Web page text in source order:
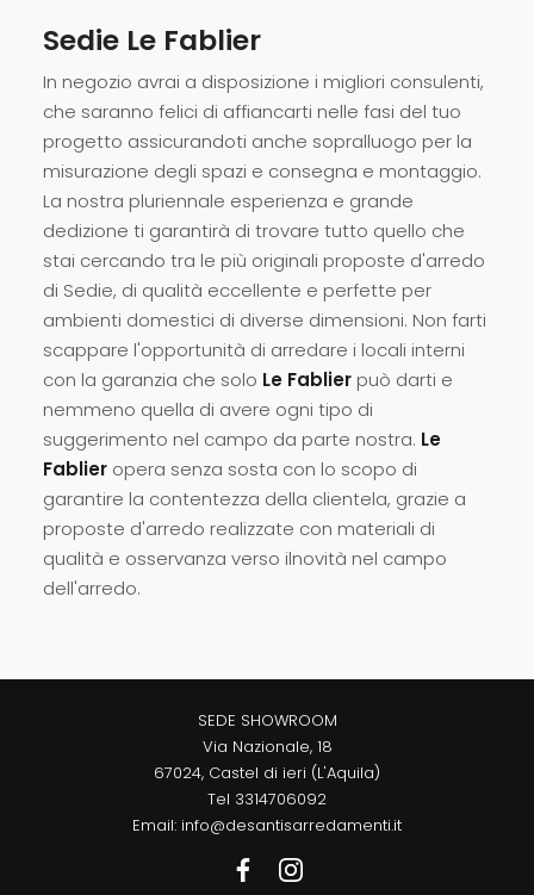
Sedie Le Fablier
In negozio avrai a disposizione i migliori consulenti,
che saranno felici di affiancarti nelle fasi del tuo
progetto assicurandoti anche sopralluogo per la
misurazione degli spazi e consegna e montaggio.
La nostra pluriennale esperienza e grande
dedizione ti garantirà di trovare tutto quello che
stai cercando tra le più originali proposte d'arredo
di Sedie, di qualità eccellente e perfette per
ambienti domestici di diverse dimensioni. Non farti
scappare l'opportunità di arredare i locali interni
con la garanzia che solo Le Fablier può darti e
nemmeno quella di avere ogni tipo di
suggerimento nel campo da parte nostra. Le
Fablier opera senza sosta con lo scopo di
garantire la contentezza della clientela, grazie a
proposte d'arredo realizzate con materiali di
qualità e osservanza verso ilnovità nel campo
dell'arredo.
SEDE SHOWROOM
Via Nazionale, 18
67024, Castel di ieri (L'Aquila)
Tel 3314706092
Email: info@desantisarredamenti.it